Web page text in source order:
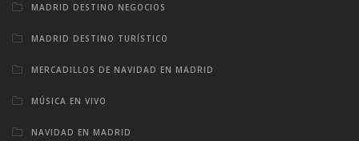
MADRID DESTINO NEGOCIOS
MADRID DESTINO TURÍSTICO
MERCADILLOS DE NAVIDAD EN MADRID
MÚSICA EN VIVO
NAVIDAD EN MADRID